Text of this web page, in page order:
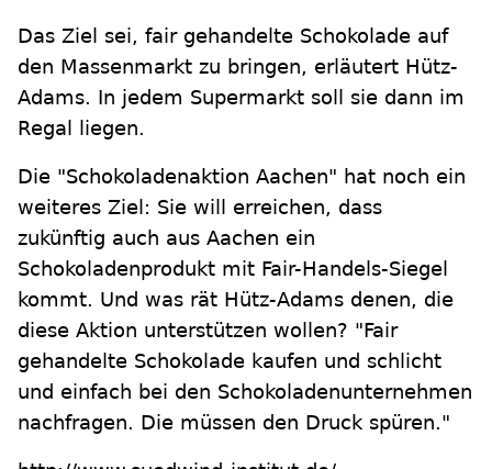
Das Ziel sei, fair gehandelte Schokolade auf
den Massenmarkt zu bringen, erläutert Hütz-
Adams. In jedem Supermarkt soll sie dann im
Regal liegen.
Die "Schokoladenaktion Aachen" hat noch ein
weiteres Ziel: Sie will erreichen, dass
zukünftig auch aus Aachen ein
Schokoladenprodukt mit Fair-Handels-Siegel
kommt. Und was rät Hütz-Adams denen, die
diese Aktion unterstützen wollen? "Fair
gehandelte Schokolade kaufen und schlicht
und einfach bei den Schokoladenunternehmen
nachfragen. Die müssen den Druck spüren."